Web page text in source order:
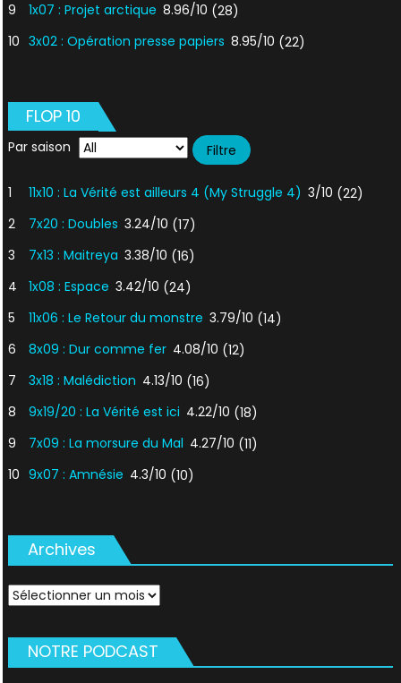
9
1x07 : Projet arctique 8.96/10 (28)
10 3x02 : Opération presse papiers 8.95/10 (22)
FLOP 10
Par saison
1 11x10 : La Vérité est ailleurs 4 (My Struggle 4) 3/10 (22)
2
7x20 : Doubles 3.24/10 (17)
3
7x13 : Maitreya 3.38/10 (16)
4
1x08 : Espace 3.42/10 (24)
5
11x06 : Le Retour du monstre 3.79/10 (14)
6
8x09 : Dur comme fer 4.08/10 (12)
7
3x18 : Malédiction 4.13/10 (16)
8
9x19/20 : La Vérité est ici 4.22/10 (18)
9
7x09 : La morsure du Mal 4.27/10 (11)
10 9x07 : Amnésie 4.3/10 (10)
Archives
Archives
NOTRE PODCAST